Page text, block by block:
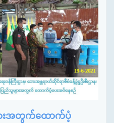
းအတွက်ထောက်ပံ့